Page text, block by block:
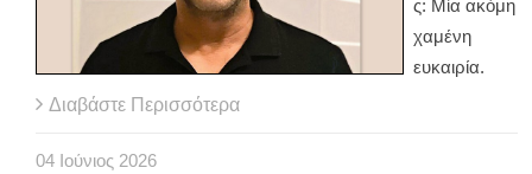
ς: Μία ακόμη
χαμένη
ευκαιρία.
Διαβάστε Περισσότερα
04 Ιούνιος 2026